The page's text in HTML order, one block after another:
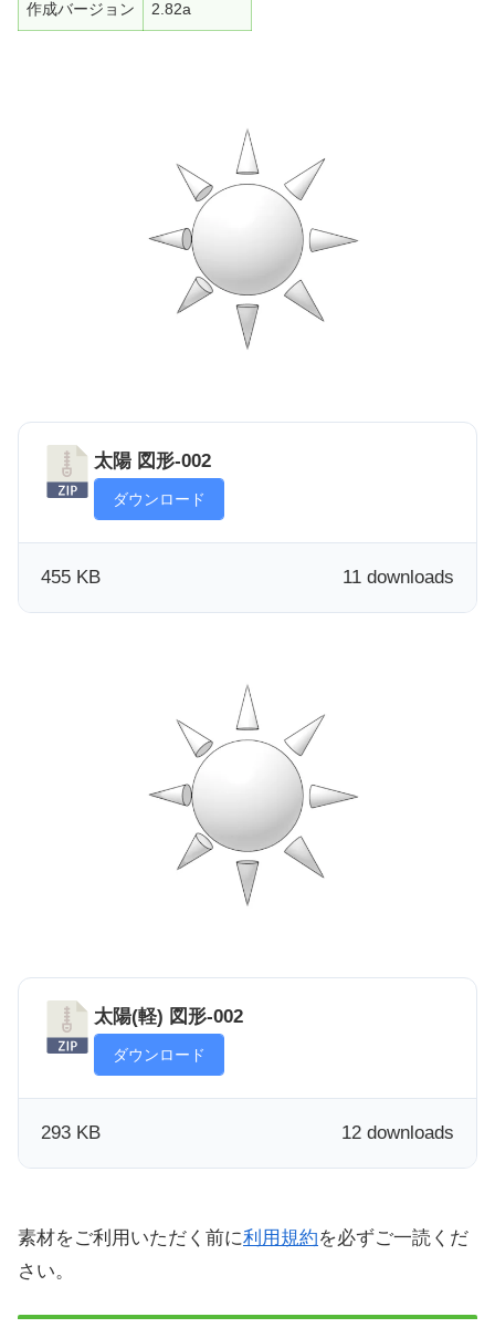
作成バージョン 2.82a
太陽 図形-002
ダウンロード
11 downloads
455 KB
太陽(軽) 図形-002
ダウンロード
12 downloads
293 KB
素材をご利用いただく前に利用規約を必ずご一読くだ
さい。